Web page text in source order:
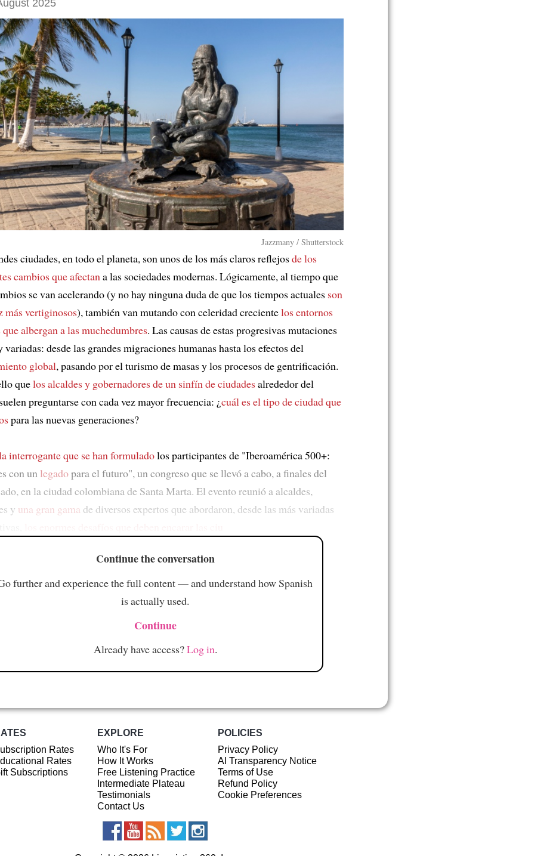
2025
Jazzmany / Shutterstock
ciudades, en todo el planeta, son unos de los más claros reflejosde los
cambios que afectan a las sociedades modernas. Lógicamente, al tiempo que
se van acelerando (y no hay ninguna duda de que los tiempos actuales son
más vertiginosos), también van mutando con celeridad crecientelos entornos
albergan a las muchedumbres. Las causas de estas progresivas mutaciones
variadas: desde las grandes migraciones humanas hasta los efectos del
global, pasando por el turismo de masas y los procesos de gentrificación.
quelos alcaldes y gobernadores de un sinfín de ciudadesalrededor del
preguntarse con cada vez mayor frecuencia: ¿cuál es el tipo de ciudad que
para las nuevas generaciones?
interrogante que se han formuladolos participantes de "Iberoamérica 500+:
con un legadopara el futuro", un congreso que se llevó a cabo, a finales del
en la ciudad colombiana de Santa Marta. El evento reunió a alcaldes,
y una gran gama de diversos expertos que abordaron, desde las más variadas
Continue the conversation
further and experience the full content — and understand how Spanish
is actually used.
Continue
Already have access?Log in.
Rates
Rates
Subscriptions
EXPLORE
Who It's For
How It Works
Free Listening Practice
Intermediate Plateau
Testimonials
Contact Us
POLICIES
Privacy Policy
AI Transparency Notice
Terms of Use
Refund Policy
Cookie Preferences